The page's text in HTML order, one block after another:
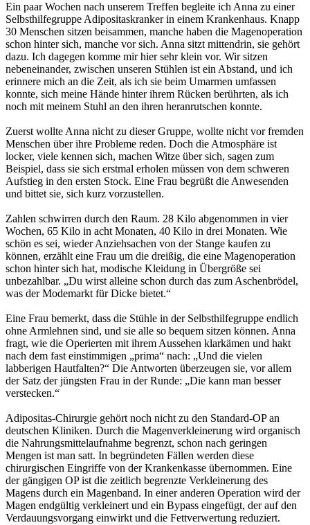
Ein paar Wochen nach unserem Treffen begleite ich Anna zu einer
Selbsthilfegruppe Adipositaskranker in einem Krankenhaus. Knapp
30 Menschen sitzen beisammen, manche haben die Magenoperation
schon hinter sich, manche vor sich. Anna sitzt mittendrin, sie gehört
dazu. Ich dagegen komme mir hier sehr klein vor. Wir sitzen
nebeneinander, zwischen unseren Stühlen ist ein Abstand, und ich
erinnere mich an die Zeit, als ich sie beim Umarmen umfassen
konnte, sich meine Hände hinter ihrem Rücken berührten, als ich
noch mit meinem Stuhl an den ihren heranrutschen konnte.
Zuerst wollte Anna nicht zu dieser Gruppe, wollte nicht vor fremden
Menschen über ihre Probleme reden. Doch die Atmosphäre ist
locker, viele kennen sich, machen Witze über sich, sagen zum
Beispiel, dass sie sich erstmal erholen müssen von dem schweren
Aufstieg in den ersten Stock. Eine Frau begrüßt die Anwesenden
und bittet sie, sich kurz vorzustellen.
Zahlen schwirren durch den Raum. 28 Kilo abgenommen in vier
Wochen, 65 Kilo in acht Monaten, 40 Kilo in drei Monaten. Wie
schön es sei, wieder Anziehsachen von der Stange kaufen zu
können, erzählt eine Frau um die dreißig, die eine Magenoperation
schon hinter sich hat, modische Kleidung in Übergröße sei
unbezahlbar. „Du wirst alleine schon durch das zum Aschenbrödel,
was der Modemarkt für Dicke bietet.“
Eine Frau bemerkt, dass die Stühle in der Selbsthilfegruppe endlich
ohne Armlehnen sind, und sie alle so bequem sitzen können. Anna
fragt, wie die Operierten mit ihrem Aussehen klarkämen und hakt
nach dem fast einstimmigen „prima“ nach: „Und die vielen
labberigen Hautfalten?“ Die Antworten überzeugen sie, vor allem
der Satz der jüngsten Frau in der Runde: „Die kann man besser
verstecken.“
Adipositas-Chirurgie gehört noch nicht zu den Standard-OP an
deutschen Kliniken. Durch die Magenverkleinerung wird organisch
die Nahrungsmittelaufnahme begrenzt, schon nach geringen
Mengen ist man satt. In begründeten Fällen werden diese
chirurgischen Eingriffe von der Krankenkasse übernommen. Eine
der gängigen OP ist die zeitlich begrenzte Verkleinerung des
Magens durch ein Magenband. In einer anderen Operation wird der
Magen endgültig verkleinert und ein Bypass eingefügt, der auf den
Verdauungsvorgang einwirkt und die Fettverwertung reduziert.